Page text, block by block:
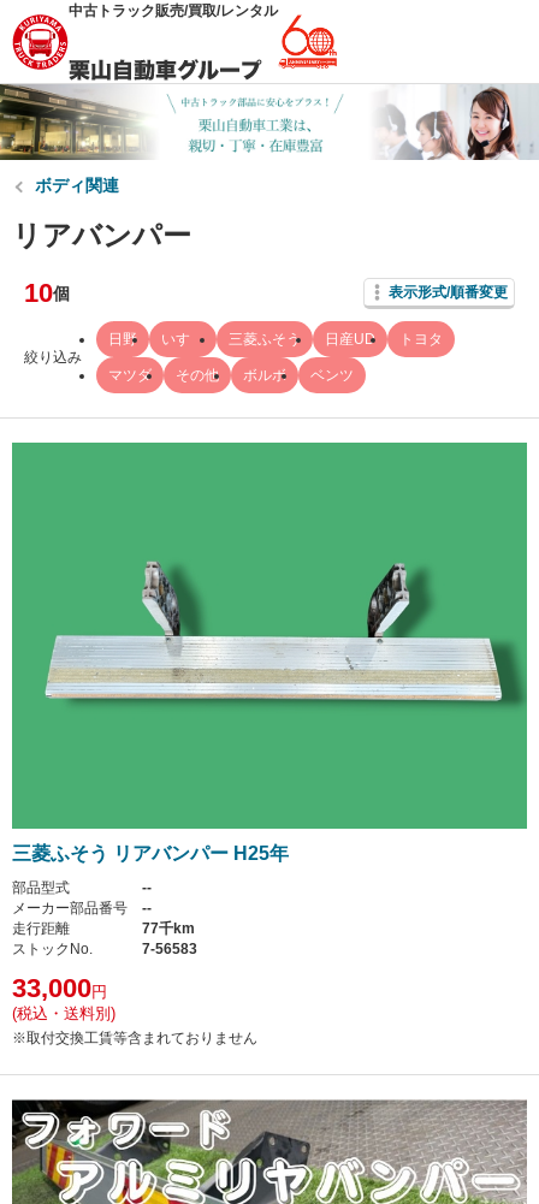
中古トラック販売/買取/レンタル
ボディ関連
リアバンパー
10個 表示形式/順番変更
絞り込み
日野 いすゞ 三菱ふそう 日産UD トヨタ
マツダ その他 ボルボ ベンツ
三菱ふそう リアバンパー H25年
部品型式
--
メーカー部品番号
--
走行距離
77千km
ストックNo.
7-56583
33,000円
(税込・送料別)
※取付交換工賃等含まれておりません